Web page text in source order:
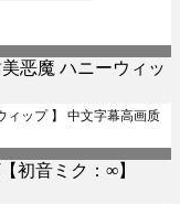
ィップ 】 中文字幕高画质